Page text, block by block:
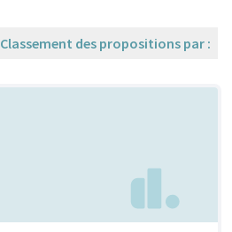
Classement des propositions par :